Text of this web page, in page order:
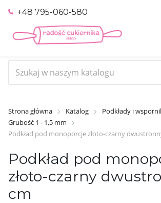
+48 795-060-580
Strona główna Katalog
Podkłady i
Grubość 1 - 1,5 mm
Podkład pod monoporcje złoto-czarny
Podkład pod
złoto-czarny
cm